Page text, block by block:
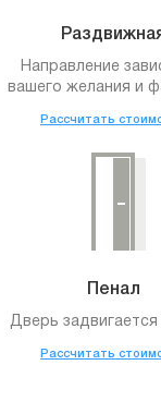
Направление
вашего желания и
Рассчитать
Пенал
Дверь задвигается
Рассчитать